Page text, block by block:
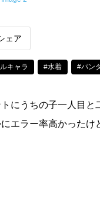
ェア
キャラ #水着 #パン
にうちの子一人目と
エラー率高かったけ